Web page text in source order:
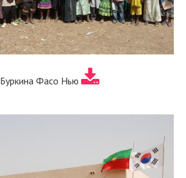
Буркина Фасо Нью